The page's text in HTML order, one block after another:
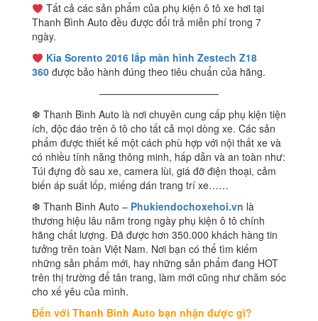
Tất cả các sản phẩm của phụ kiện ô tô xe hơi tại
Thanh Bình Auto đều được đổi trả miễn phí trong 7
ngày.
Kia Sorento 2016 lắp màn hình Zestech Z18
360 được bảo hành đúng theo tiêu chuẩn của hãng.
————————————
❆ Thanh Bình Auto là nơi chuyên cung cấp phụ kiện tiện
ích, độc đáo trên ô tô cho tất cả mọi dòng xe. Các sản
phẩm được thiết kế một cách phù hợp với nội thất xe và
có nhiều tính năng thông minh, hấp dẫn và an toàn như:
Túi đựng đồ sau xe, camera lùi, giá đỡ điện thoại, cảm
biến áp suất lốp, miếng dán trang trí xe……
❆ Thanh Bình Auto – Phukiendochoxehoi.vn là
thương hiệu lâu năm trong ngày phụ kiện ô tô chính
hãng chất lượng. Đã được hơn 350.000 khách hàng tin
tưởng trên toàn Việt Nam. Nơi bạn có thể tìm kiếm
những sản phẩm mới, hay những sản phẩm đang HOT
trên thị trường để tân trang, làm mới cũng như chăm sóc
cho xế yêu của mình.
Đến với Thanh Bình Auto bạn nhận được gì?